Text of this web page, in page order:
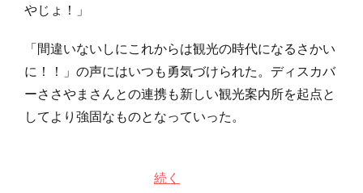
やじょ！」
「間違いないしにこれからは観光の時代になるさかい
に！！」の声にはいつも勇気づけられた。ディスカバ
ーささやまさんとの連携も新しい観光案内所を起点と
してより強固なものとなっていった。
続く